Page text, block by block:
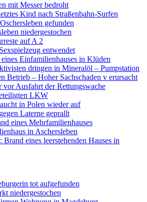
mit Messer bedroht
Kind nach Straßenbahn-Surfen
gefunden
niedergestochen
auf A 2
entwendet
Einfamilienhauses in Klüden
dringen in Mineralöl – Pumpstation
Betrieb – Hoher Sachschaden v erursacht
vor Ausfahrt der Rettungswache
LKW
in Polen wieder auf
Laterne geprallt
eines Mehrfamilienhauses
in Aschersleben
eines leerstehenden Hauses in
tot aufgefunden
niedergestochen